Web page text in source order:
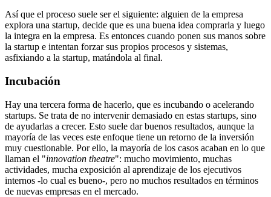
Así que el proceso suele ser el siguiente: alguien de la empresa
explora una startup, decide que es una buena idea comprarla y luego
la integra en la empresa. Es entonces cuando ponen sus manos sobre
la startup e intentan forzar sus propios procesos y sistemas,
asfixiando a la startup, matándola al final.
Incubación
Hay una tercera forma de hacerlo, que es incubando o acelerando
startups. Se trata de no intervenir demasiado en estas startups, sino
de ayudarlas a crecer. Esto suele dar buenos resultados, aunque la
mayoría de las veces este enfoque tiene un retorno de la inversión
muy cuestionable. Por ello, la mayoría de los casos acaban en lo que
llaman el "innovation theatre": mucho movimiento, muchas
actividades, mucha exposición al aprendizaje de los ejecutivos
internos -lo cual es bueno-, pero no muchos resultados en términos
de nuevas empresas en el mercado.